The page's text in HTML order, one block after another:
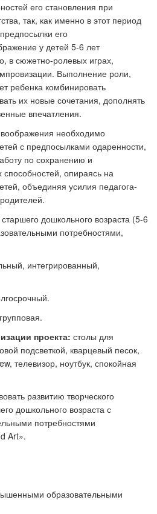
его становления при
так, как именно в этот период
его
у детей 5-6 лет
в сюжетно-ролевых играх,
Выполнение роли,
ребенка комбинировать
их новые сочетания, дополнять
впечатления.
воображения необходимо
с предпосылками одаренности,
по сохранению и
опираясь на
объединяя усилия педагога-
дошкольного возраста (5-6
потребностями,
интегрированный,
проекта: столы для
подсветкой, кварцевый песок,
телевизор, ноутбук, спокойная
развитию творческого
дошкольного возраста с
потребностями
Art».
образовательными